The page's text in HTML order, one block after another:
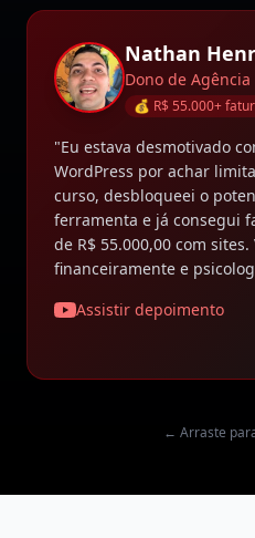
Nathan
Dono de Agência
💰 R$ 55.000+
"Eu estava desmotivado
WordPress por achar
curso, desbloqueei o
ferramenta e já consegui
de R$ 55.000,00 com
financeiramente e
Assistir depoimento
← Arraste